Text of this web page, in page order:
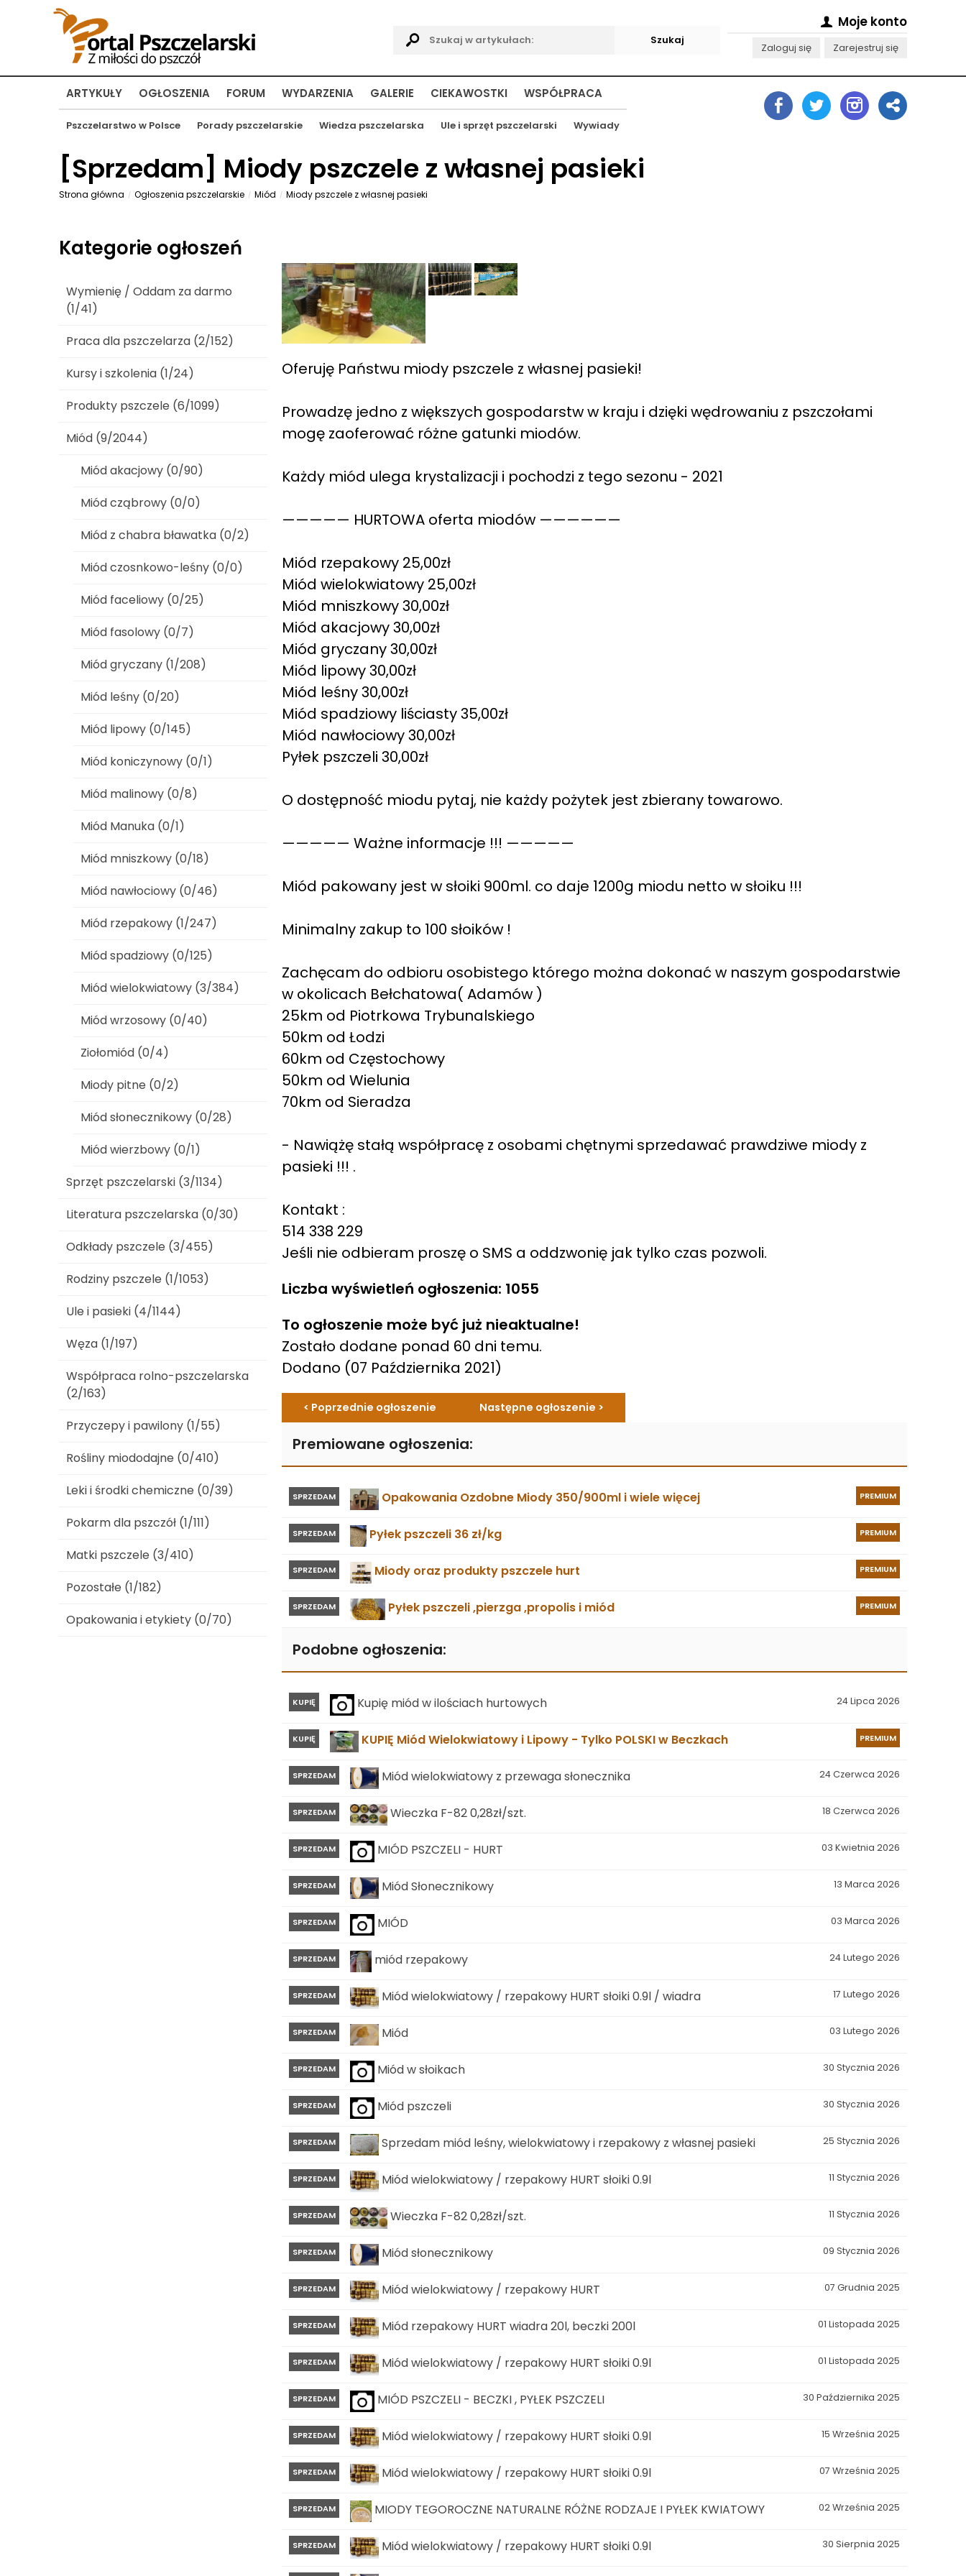
Moje konto
Zaloguj się Zarejestruj się
ARTYKUŁY
Pszczelarstwo w Polsce Porady pszczelarskie Wiedza pszczelarska Ule i sprzęt pszczelarski Wywiady
OGŁOSZENIA FORUM WYDARZENIA GALERIE CIEKAWOSTKI WSPÓŁPRACA
[Sprzedam] Miody pszczele z własnej pasieki
Strona główna Ogłoszenia pszczelarskie Miód Miody pszczele z własnej pasieki
Oferuję Państwu miody pszczele z własnej pasieki!
Prowadzę jedno z większych gospodarstw w kraju i dzięki wędrowaniu z pszczołami
mogę zaoferować różne gatunki miodów.
Każdy miód ulega krystalizacji i pochodzi z tego sezonu - 2021
————— HURTOWA oferta miodów ——————
Miód rzepakowy 25,00zł
Miód wielokwiatowy 25,00zł
Miód mniszkowy 30,00zł
Miód akacjowy 30,00zł
Miód gryczany 30,00zł
Miód lipowy 30,00zł
Miód leśny 30,00zł
Miód spadziowy liściasty 35,00zł
Miód nawłociowy 30,00zł
Pyłek pszczeli 30,00zł
O dostępność miodu pytaj, nie każdy pożytek jest zbierany towarowo.
————— Ważne informacje !!! —————
Miód pakowany jest w słoiki 900ml. co daje 1200g miodu netto w słoiku !!!
Minimalny zakup to 100 słoików !
Zachęcam do odbioru osobistego którego można dokonać w naszym gospodarstwie
w okolicach Bełchatowa( Adamów )
25km od Piotrkowa Trybunalskiego
50km od Łodzi
60km od Częstochowy
50km od Wielunia
70km od Sieradza
- Nawiążę stałą współpracę z osobami chętnymi sprzedawać prawdziwe miody z
pasieki !!! .
Kontakt :
514 338 229
Jeśli nie odbieram proszę o SMS a oddzwonię jak tylko czas pozwoli.
Liczba wyświetleń ogłoszenia: 1055
To ogłoszenie może być już nieaktualne!
Zostało dodane ponad 60 dni temu.
Dodano (07 Października 2021)
< Poprzednie ogłoszenie Następne ogłoszenie >
Premiowane ogłoszenia:
PREMIUM
SPRZEDAM Opakowania Ozdobne Miody 350/900ml i wiele więcej
PREMIUM
SPRZEDAM Pyłek pszczeli 36 zł/kg
PREMIUM
SPRZEDAM Miody oraz produkty pszczele hurt
PREMIUM
SPRZEDAM Pyłek pszczeli ,pierzga ,propolis i miód
Podobne ogłoszenia:
24 Lipca 2026
KUPIĘ Kupię miód w ilościach hurtowych
PREMIUM
KUPIĘ KUPIĘ Miód Wielokwiatowy i Lipowy - Tylko POLSKI w Beczkach
24 Czerwca 2026
SPRZEDAM Miód wielokwiatowy z przewaga słonecznika
18 Czerwca 2026
SPRZEDAM Wieczka F-82 0,28zł/szt.
03 Kwietnia 2026
SPRZEDAM MIÓD PSZCZELI - HURT
13 Marca 2026
SPRZEDAM Miód Słonecznikowy
03 Marca 2026
SPRZEDAM MIÓD
24 Lutego 2026
SPRZEDAM miód rzepakowy
17 Lutego 2026
SPRZEDAM Miód wielokwiatowy / rzepakowy HURT słoiki 0.9l / wiadra
03 Lutego 2026
SPRZEDAM Miód
30 Stycznia 2026
SPRZEDAM Miód w słoikach
30 Stycznia 2026
SPRZEDAM Miód pszczeli
25 Stycznia 2026
SPRZEDAM Sprzedam miód leśny, wielokwiatowy i rzepakowy z własnej pasieki
11 Stycznia 2026
SPRZEDAM Miód wielokwiatowy / rzepakowy HURT słoiki 0.9l
11 Stycznia 2026
SPRZEDAM Wieczka F-82 0,28zł/szt.
09 Stycznia 2026
SPRZEDAM Miód słonecznikowy
07 Grudnia 2025
SPRZEDAM Miód wielokwiatowy / rzepakowy HURT
01 Listopada 2025
SPRZEDAM Miód rzepakowy HURT wiadra 20l, beczki 200l
01 Listopada 2025
SPRZEDAM Miód wielokwiatowy / rzepakowy HURT słoiki 0.9l
30 Października 2025
SPRZEDAM MIÓD PSZCZELI - BECZKI , PYŁEK PSZCZELI
15 Września 2025
SPRZEDAM Miód wielokwiatowy / rzepakowy HURT słoiki 0.9l
07 Września 2025
SPRZEDAM Miód wielokwiatowy / rzepakowy HURT słoiki 0.9l
02 Września 2025
SPRZEDAM MIODY TEGOROCZNE NATURALNE RÓŻNE RODZAJE I PYŁEK KWIATOWY
30 Sierpnia 2025
SPRZEDAM Miód wielokwiatowy / rzepakowy HURT słoiki 0.9l
Kategorie ogłoszeń
Wymienię / Oddam za darmo
(1/41)
Praca dla pszczelarza (2/152)
Kursy i szkolenia (1/24)
Produkty pszczele (6/1099)
Miód (9/2044)
Miód akacjowy (0/90)
Miód cząbrowy (0/0)
Miód z chabra bławatka (0/2)
Miód czosnkowo-leśny (0/0)
Miód faceliowy (0/25)
Miód fasolowy (0/7)
Miód gryczany (1/208)
Miód leśny (0/20)
Miód lipowy (0/145)
Miód koniczynowy (0/1)
Miód malinowy (0/8)
Miód Manuka (0/1)
Miód mniszkowy (0/18)
Miód nawłociowy (0/46)
Miód rzepakowy (1/247)
Miód spadziowy (0/125)
Miód wielokwiatowy (3/384)
Miód wrzosowy (0/40)
Ziołomiód (0/4)
Miody pitne (0/2)
Miód słonecznikowy (0/28)
Miód wierzbowy (0/1)
Sprzęt pszczelarski (3/1134)
Literatura pszczelarska (0/30)
Odkłady pszczele (3/455)
Rodziny pszczele (1/1053)
Ule i pasieki (4/1144)
Węza (1/197)
Współpraca rolno-pszczelarska
(2/163)
Przyczepy i pawilony (1/55)
Rośliny miododajne (0/410)
Leki i środki chemiczne (0/39)
Pokarm dla pszczół (1/111)
Matki pszczele (3/410)
Pozostałe (1/182)
Opakowania i etykiety (0/70)